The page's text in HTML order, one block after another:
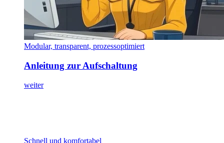
Modular, transparent, prozessoptimiert
Anleitung zur Aufschaltung
weiter
Schnell und komfortabel